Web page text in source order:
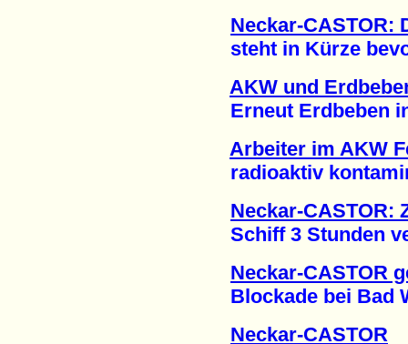
Neckar-CASTOR:
steht in Kürze
AKW und
Erneut Erdbeben in
Arbeiter im AKW
radioaktiv
Neckar-CASTOR:
Schiff 3 Stunden
Neckar-CASTOR
Blockade bei Bad
Neckar-CASTOR